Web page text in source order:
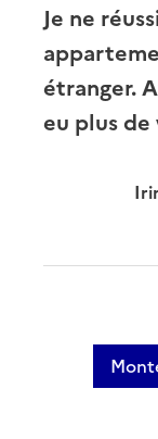
Je ne
étranger.
eu plus de